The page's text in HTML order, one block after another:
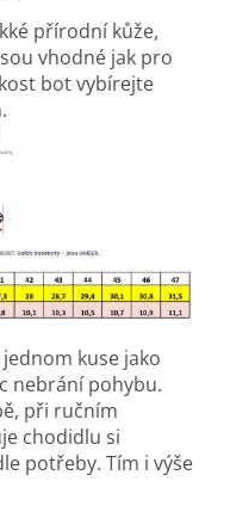
přírodní kůže,
vhodné jak pro
bot vybírejte
kuse jako
nebrání pohybu.
při ručním
chodidlu si
potřeby. Tím i výše